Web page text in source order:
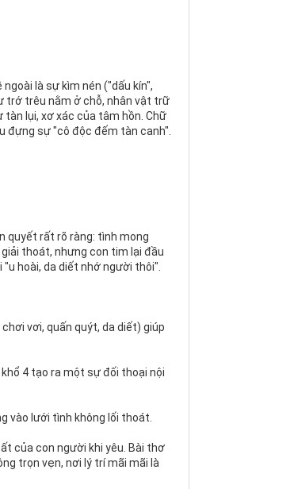
là sự kìm nén ("dấu kín",
trớ trêu nằm ở chỗ, nhân vật trữ
lụi, xơ xác của tâm hồn. Chữ
đựng sự "cô độc đếm tàn canh".
quyết rất rõ ràng: tình mong
thoát, nhưng con tim lại đầu
hoài, da diết nhớ người thôi".
vơi, quấn quýt, da diết) giúp
4 tạo ra một sự đối thoại nội
vào lưới tình không lối thoát.
của con người khi yêu. Bài thơ
trọn vẹn, nơi lý trí mãi mãi là